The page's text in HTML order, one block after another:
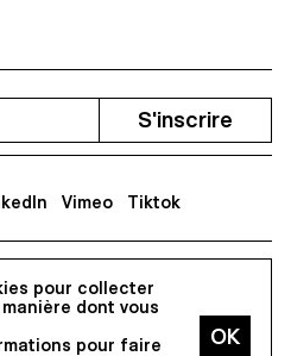
pour collecter
dont vous
pour faire
Renens
S'inscrire
Vimeo Tiktok